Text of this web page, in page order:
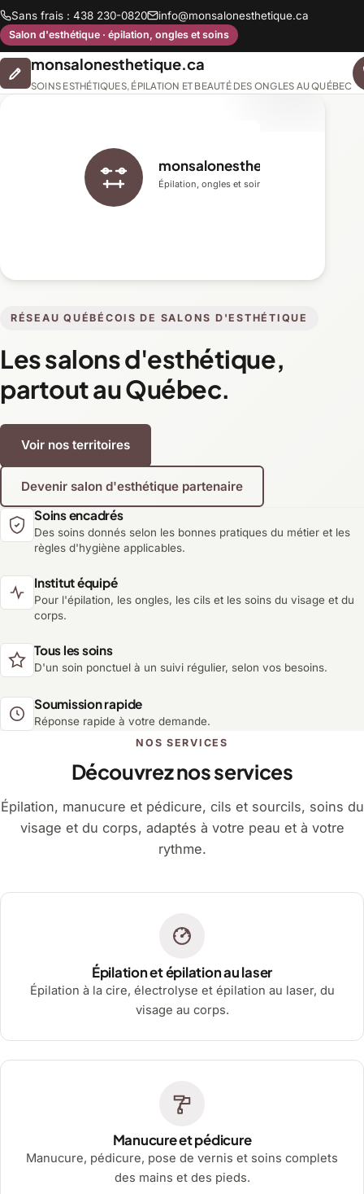
Sans frais : 438 230-0820 info@monsalonesthetique.ca
Salon d'esthétique · épilation, ongles et soins
monsalonesthetique.ca
SOINS ESTHÉTIQUES, ÉPILATION ET BEAUTÉ DES ONGLES AU QUÉBEC
RÉSEAU QUÉBÉCOIS DE SALONS D'ESTHÉTIQUE
Les salons d'esthétique,
partout au Québec.
Voir nos territoires
Devenir salon d'esthétique partenaire
monsalonesthetique.ca
Épilation, ongles et soins du visage
Soins encadrés
Des soins donnés selon les bonnes pratiques du métier et les
règles d'hygiène applicables.
Institut équipé
Pour l'épilation, les ongles, les cils et les soins du visage et du
corps.
Tous les soins
D'un soin ponctuel à un suivi régulier, selon vos besoins.
Soumission rapide
Réponse rapide à votre demande.
NOS SERVICES
Découvrez nos services
Épilation, manucure et pédicure, cils et sourcils, soins du
visage et du corps, adaptés à votre peau et à votre
rythme.
Épilation et épilation au laser
Épilation à la cire, électrolyse et épilation au laser, du
visage au corps.
Manucure et pédicure
Manucure, pédicure, pose de vernis et soins complets
des mains et des pieds.